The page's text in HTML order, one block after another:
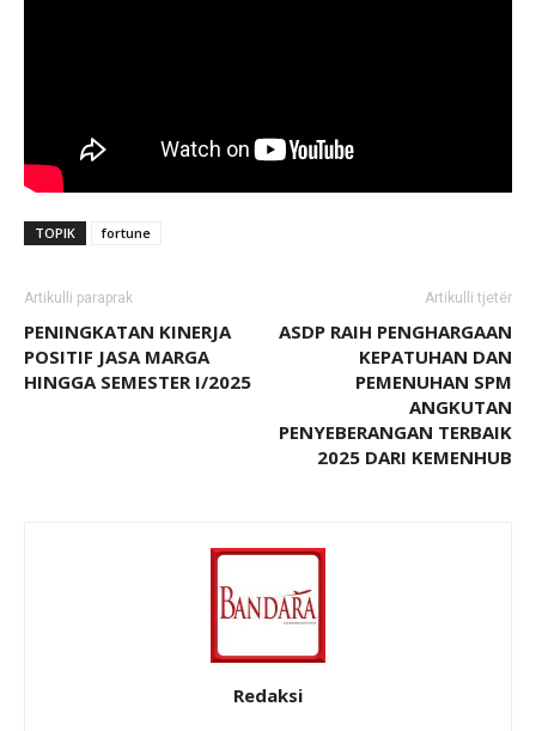
TOPIK fortune
Artikulli paraprak
PENINGKATAN KINERJA
POSITIF JASA MARGA
HINGGA SEMESTER I/2025
Artikulli tjetër
ASDP RAIH PENGHARGAAN
KEPATUHAN DAN
PEMENUHAN SPM
ANGKUTAN
PENYEBERANGAN TERBAIK
2025 DARI KEMENHUB
Redaksi